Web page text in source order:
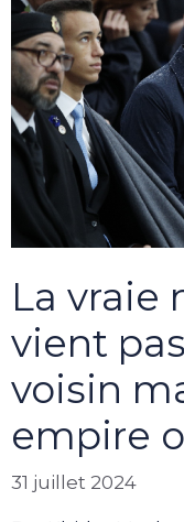
La vraie
vient
voisin
empire
31 juillet 2024